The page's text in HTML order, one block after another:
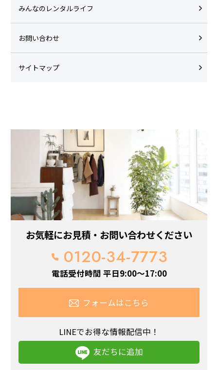
みんなのレンタルライフ
お問い合わせ
サイトマップ
お気軽にお見積・お問い合わせください
0120-34-7773
電話受付時間 平日9:00～17:00
フォームはこちら
LINEでお得な情報配信中！
友だちに追加